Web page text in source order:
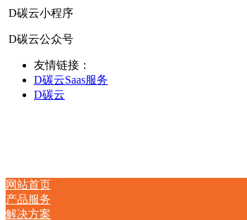
D碳云小程序
D碳云公众号
友情链接：
D碳云Saas服务
D碳云
网站首页
产品服务
解决方案